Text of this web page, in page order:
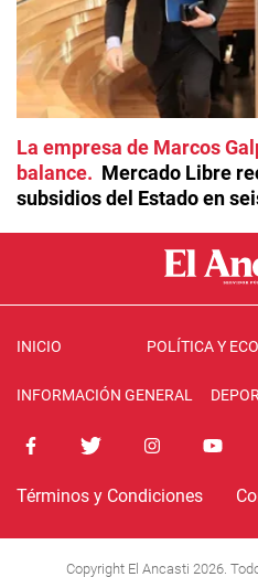
La empresa de Marcos
balance
Mercado Libre
subsidios del Estado en
INICIO POLÍTICA Y
INFORMACIÓN GENERAL
Términos y Condiciones
Copyright El Ancasti 2026.